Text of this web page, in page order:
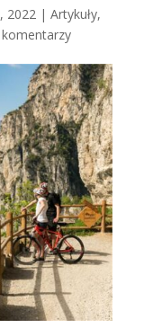
2022| Artykuły,
komentarzy